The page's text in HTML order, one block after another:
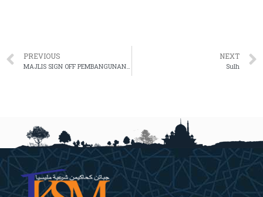
PREVIOUS
MAJLIS SIGN OFF PEMBANGUNAN PELAN STRATEGIK PENDIGITALAN (PSP) 2021-2025 DAN MAJLIS MENANDATANGANI PIAGAM PERUNDINGAN E-SYARIAH VERSI 3
NEXT
Sulh